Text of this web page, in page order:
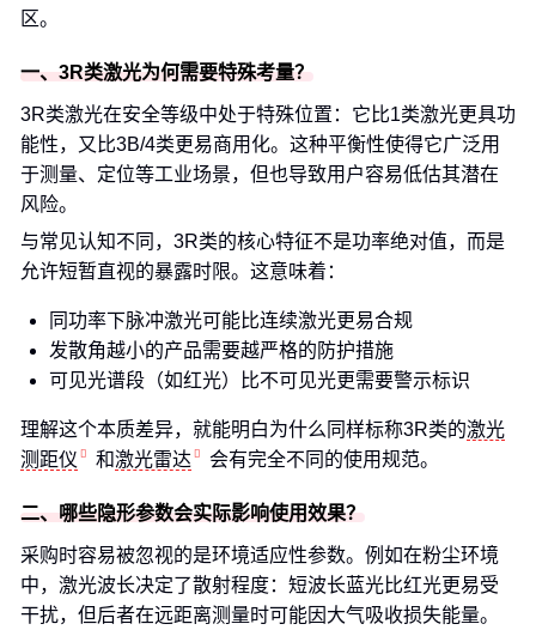
区。
一、3R类激光为何需要特殊考量？
3R类激光在安全等级中处于特殊位置：它比1类激光更具功
能性，又比3B/4类更易商用化。这种平衡性使得它广泛用
于测量、定位等工业场景，但也导致用户容易低估其潜在
风险。
与常见认知不同，3R类的核心特征不是功率绝对值，而是
允许短暂直视的暴露时限。这意味着：
同功率下脉冲激光可能比连续激光更易合规
发散角越小的产品需要越严格的防护措施
可见光谱段（如红光）比不可见光更需要警示标识
理解这个本质差异，就能明白为什么同样标称3R类的激光
测距仪
和激光雷达 会有完全不同的使用规范。
二、哪些隐形参数会实际影响使用效果？
采购时容易被忽视的是环境适应性参数。例如在粉尘环境
中，激光波长决定了散射程度：短波长蓝光比红光更易受
干扰，但后者在远距离测量时可能因大气吸收损失能量。